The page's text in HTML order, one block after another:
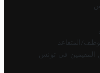
المتقاعد
المقيمين في تونس